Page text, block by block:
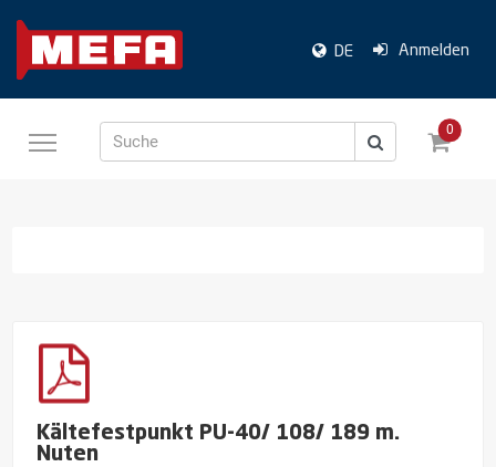
DE Anmelden
Suche
0
Kältefestpunkt PU-40/ 108/ 189 m.
Nuten